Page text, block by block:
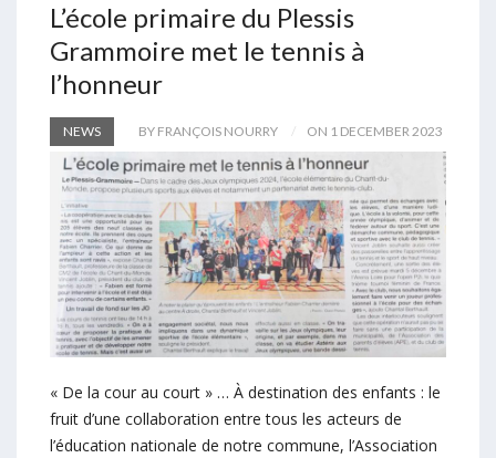
L’école primaire du Plessis
Grammoire met le tennis à
l’honneur
NEWS BY FRANÇOIS NOURRY ON 1 DECEMBER 2023
« De la cour au court » … À destination des enfants : le
fruit d’une collaboration entre tous les acteurs de
l’éducation nationale de notre commune, l’Association